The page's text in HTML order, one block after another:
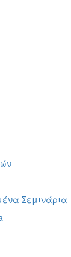
Σεμινάρια